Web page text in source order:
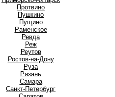
Протвино
Пушкино
Пущино
Раменское
Ревда
Реж
Реутов
Ростов-на-Дону
Руза
Рязань
Самара
Санкт-Петербург